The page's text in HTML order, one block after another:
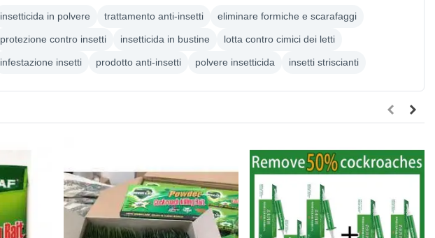
insetticida in polvere trattamento anti-insetti eliminare formiche e scarafaggi
protezione contro insetti insetticida in bustine lotta contro cimici dei letti
infestazione insetti prodotto anti-insetti polvere insetticida insetti striscianti